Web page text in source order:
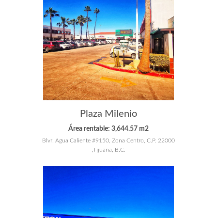
Plaza Milenio
Área rentable: 3,644.57 m2
Blvr. Agua Caliente #9150, Zona Centro, C.P. 22000
,Tijuana, B.C.